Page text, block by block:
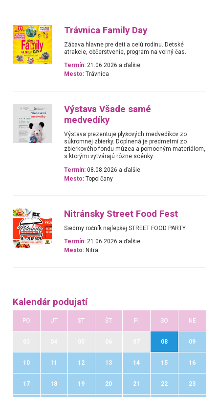
Trávnica Family Day
Zábava hlavne pre deti a celú rodinu. Detské
atrakcie, občerstvenie, program na voľný čas.
Termín: 21.06.2026 a ďalšie
Mesto: Trávnica
Výstava Všade samé
medvedíky
Výstava prezentuje plyšových medvedíkov zo
súkromnej zbierky. Doplnená je predmetmi zo
zbierkového fondu múzea a pomocným materiálom,
s ktorými vytvárajú rôzne scénky.
Termín: 08.08.2026 a ďalšie
Mesto: Topoľčany
Nitránsky Street Food Fest
Siedmy ročník najlepšej STREET FOOD PARTY.
Termín: 21.06.2026 a ďalšie
Mesto: Nitra
Kalendár podujatí
PO UT ST ŠT PI SO NE
08 09
10 11 12 13 14 15 16
17 18 19 20 21 22 23